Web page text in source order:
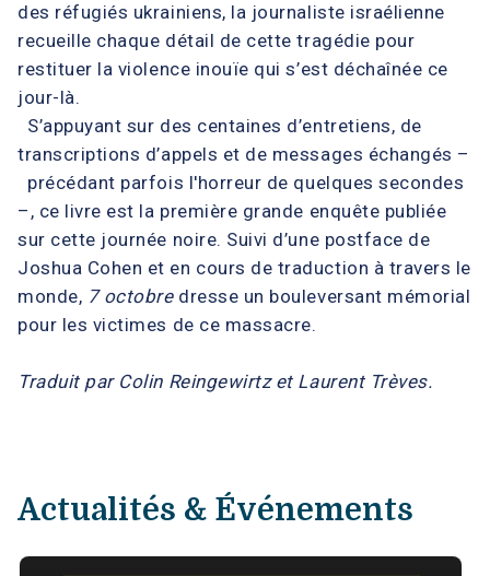
des réfugiés ukrainiens, la journaliste israélienne
recueille chaque détail de cette tragédie pour
restituer la violence inouïe qui s’est déchaînée ce
jour-là.
S’appuyant sur des centaines d’entretiens, de
transcriptions d’appels et de messages échangés –
précédant parfois l'horreur de quelques secondes
–, ce livre est la première grande enquête publiée
sur cette journée noire. Suivi d’une postface de
Joshua Cohen et en cours de traduction à travers le
monde, 7 octobre dresse un bouleversant mémorial
pour les victimes de ce massacre.
Traduit par Colin Reingewirtz et Laurent Trèves.
Actualités & Événements